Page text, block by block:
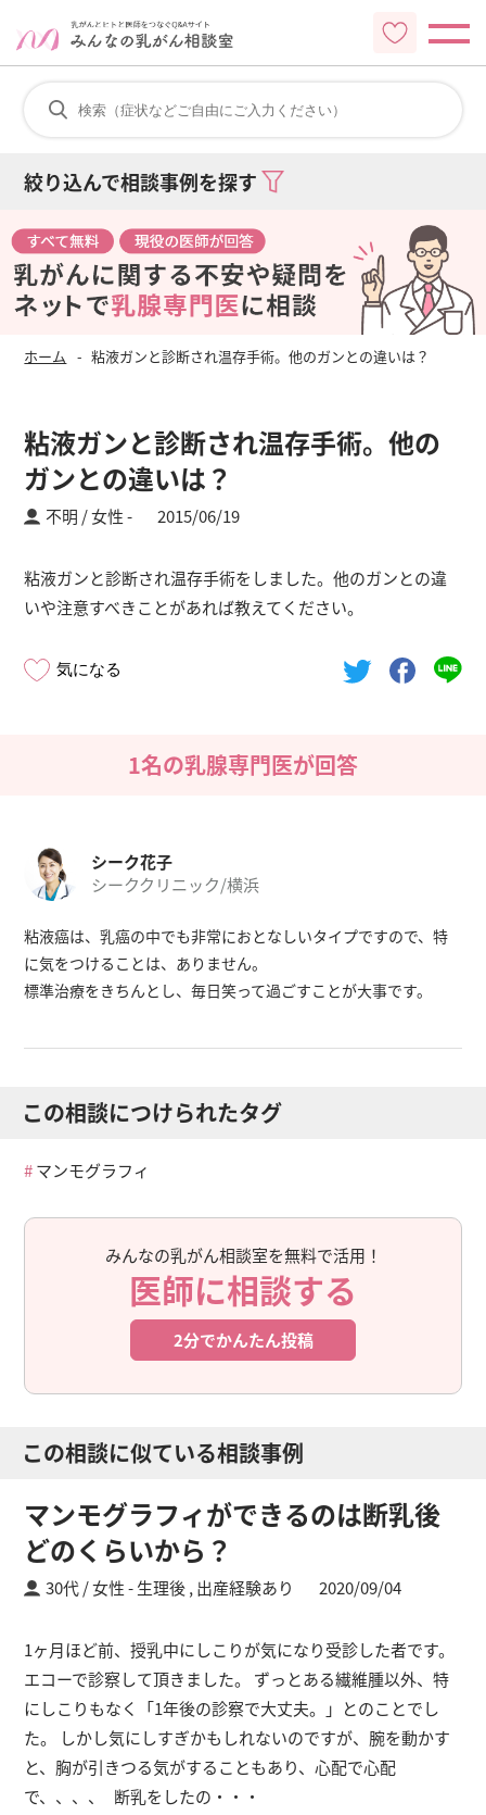
絞り込んで相談事例を探す
ホーム 粘液ガンと診断され温存手術。他のガンとの違いは？
粘液ガンと診断され温存手術。他の
ガンとの違いは？
不明 / 女性 2015/06/19
粘液ガンと診断され温存手術をしました。他のガンとの違
いや注意すべきことがあれば教えてください。
気になる
1名の乳腺専門医が回答
シーク花子
シーククリニック/横浜
粘液癌は、乳癌の中でも非常におとなしいタイプですので、特
に気をつけることは、ありません。
標準治療をきちんとし、毎日笑って過ごすことが大事です。
この相談につけられたタグ
マンモグラフィ
みんなの乳がん相談室を無料で活用！
医師に相談する
2分でかんたん投稿
この相談に似ている相談事例
マンモグラフィができるのは断乳後
どのくらいから？
30代 / 女性 生理後 , 出産経験あり 2020/09/04
1ヶ月ほど前、授乳中にしこりが気になり受診した者です。
エコーで診察して頂きました。 ずっとある繊維腫以外、特
にしこりもなく「1年後の診察で大丈夫。」とのことでし
た。 しかし気にしすぎかもしれないのですが、腕を動かす
と、胸が引きつる気がすることもあり、心配で心配
で、、、、 断乳をしたの・・・